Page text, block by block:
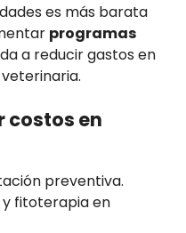
es más barata
programas
a reducir gastos en
costos en
preventiva.
y fitoterapia en